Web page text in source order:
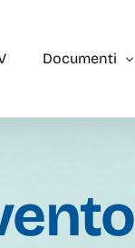
Documenti
Bilancio
2×1000